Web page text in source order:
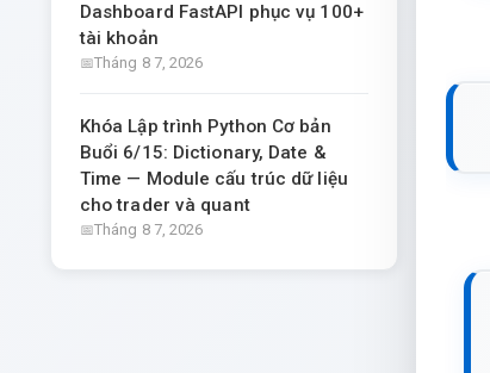
Dashboard FastAPI phục vụ 100+
tài khoản
Tháng 8 7, 2026
Khóa Lập trình Python Cơ bản
Buổi 6/15: Dictionary, Date &
Time — Module cấu trúc dữ liệu
cho trader và quant
Tháng 8 7, 2026